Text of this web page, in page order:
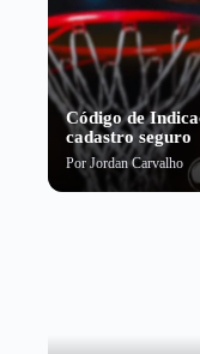
Código de
cadastro seguro
PorJordan Carvalho